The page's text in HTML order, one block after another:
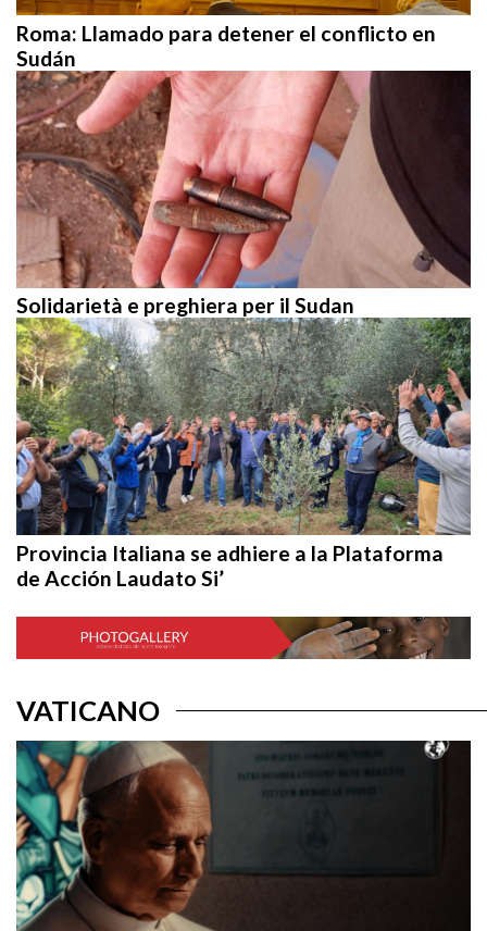
Roma: Llamado para detener el conflicto en
Sudán
Solidarietà e preghiera per il Sudan
Provincia Italiana se adhiere a la Plataforma
de Acción Laudato Si’